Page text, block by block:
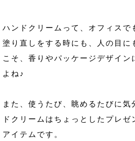
ハンドクリームって、オフィスで
塗り直しをする時にも、人の目に
こそ、香りやパッケージデザイン
よね♪
また、使うたび、眺めるたびに気
ドクリームはちょっとしたプレゼ
アイテムです。